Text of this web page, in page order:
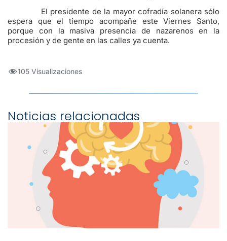
El presidente de la mayor cofradía solanera sólo
espera que el tiempo acompañe este Viernes Santo,
porque con la masiva presencia de nazarenos en la
procesión y de gente en las calles ya cuenta.
105 Visualizaciones
Noticias relacionadas